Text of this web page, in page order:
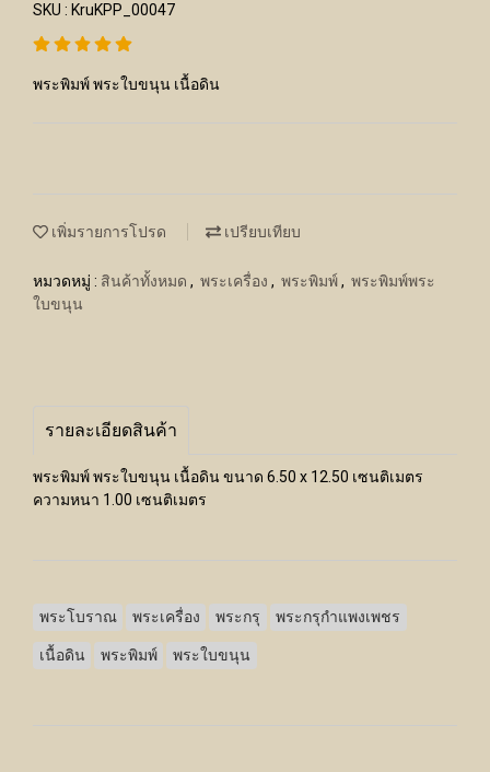
SKU : KruKPP_00047
พระพิมพ์ พระใบขนุน เนื้อดิน
เพิ่มรายการโปรด เปรียบเทียบ
หมวดหมู่ : สินค้าทั้งหมด , พระเครื่อง , พระพิมพ์, พระพิมพ์พระ
ใบขนุน
รายละเอียดสินค้า
พระพิมพ์ พระใบขนุน เนื้อดิน ขนาด 6.50 x 12.50 เซนติเมตร
ความหนา 1.00 เซนติเมตร
พระโบราณ พระเครื่อง พระกรุ พระกรุกำแพงเพชร
เนื้อดิน พระพิมพ์ พระใบขนุน